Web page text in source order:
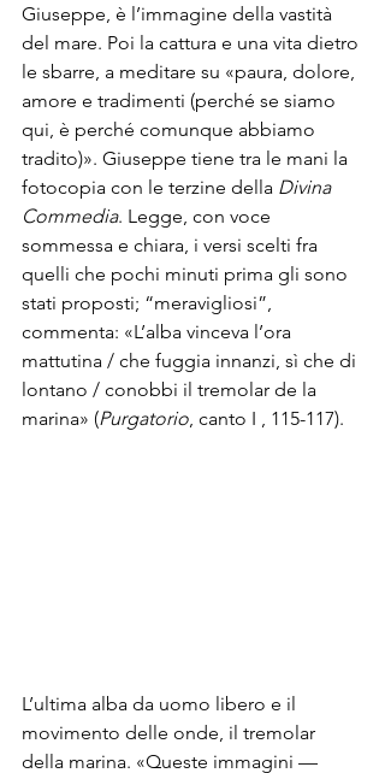
Giuseppe, è l’immagine della vastità
del mare. Poi la cattura e una vita dietro
le sbarre, a meditare su «paura, dolore,
amore e tradimenti (perché se siamo
qui, è perché comunque abbiamo
tradito)». Giuseppe tiene tra le mani la
fotocopia con le terzine della Divina
Commedia. Legge, con voce
sommessa e chiara, i versi scelti fra
quelli che pochi minuti prima gli sono
stati proposti; “meravigliosi”,
commenta: «L’alba vinceva l’ora
mattutina / che fuggia innanzi, sì che di
lontano / conobbi il tremolar de la
marina» (Purgatorio , canto I , 115-117).
L’ultima alba da uomo libero e il
movimento delle onde, il tremolar
della marina. «Queste immagini —